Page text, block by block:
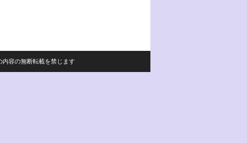
容の無断転載を禁じます